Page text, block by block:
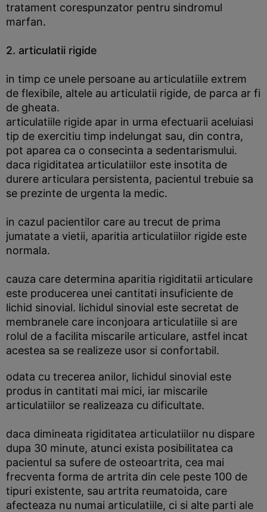
tratament corespunzator pentru sindromul
marfan.
2. articulatii rigide
in timp ce unele persoane au articulatiile extrem
de flexibile, altele au articulatii rigide, de parca ar fi
de gheata.
articulatiile rigide apar in urma efectuarii aceluiasi
tip de exercitiu timp indelungat sau, din contra,
pot aparea ca o consecinta a sedentarismului.
daca rigiditatea articulatiilor este insotita de
durere articulara persistenta, pacientul trebuie sa
se prezinte de urgenta la medic.
in cazul pacientilor care au trecut de prima
jumatate a vietii, aparitia articulatiilor rigide este
normala.
cauza care determina aparitia rigiditatii articulare
este producerea unei cantitati insuficiente de
lichid sinovial. lichidul sinovial este secretat de
membranele care inconjoara articulatiile si are
rolul de a facilita miscarile articulare, astfel incat
acestea sa se realizeze usor si confortabil.
odata cu trecerea anilor, lichidul sinovial este
produs in cantitati mai mici, iar miscarile
articulatiilor se realizeaza cu dificultate.
daca dimineata rigiditatea articulatiilor nu dispare
dupa 30 minute, atunci exista posibilitatea ca
pacientul sa sufere de osteoartrita, cea mai
frecventa forma de artrita din cele peste 100 de
tipuri existente, sau artrita reumatoida, care
afecteaza nu numai articulatiile, ci si alte parti ale